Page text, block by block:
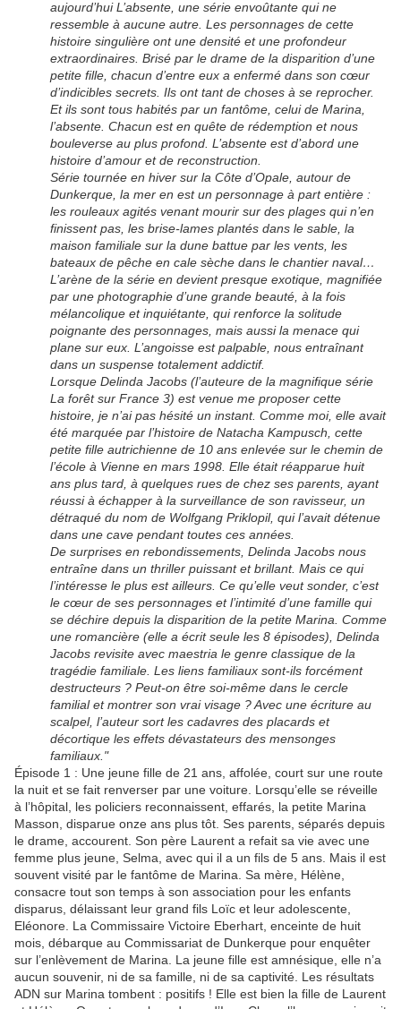
aujourd’hui L’absente, une série envoûtante qui ne
ressemble à aucune autre. Les personnages de cette
histoire singulière ont une densité et une profondeur
extraordinaires. Brisé par le drame de la disparition d’une
petite fille, chacun d’entre eux a enfermé dans son cœur
d’indicibles secrets. Ils ont tant de choses à se reprocher.
Et ils sont tous habités par un fantôme, celui de Marina,
l’absente. Chacun est en quête de rédemption et nous
bouleverse au plus profond. L’absente est d’abord une
histoire d’amour et de reconstruction.
Série tournée en hiver sur la Côte d’Opale, autour de
Dunkerque, la mer en est un personnage à part entière :
les rouleaux agités venant mourir sur des plages qui n’en
finissent pas, les brise-lames plantés dans le sable, la
maison familiale sur la dune battue par les vents, les
bateaux de pêche en cale sèche dans le chantier naval…
L’arène de la série en devient presque exotique, magnifiée
par une photographie d’une grande beauté, à la fois
mélancolique et inquiétante, qui renforce la solitude
poignante des personnages, mais aussi la menace qui
plane sur eux. L’angoisse est palpable, nous entraînant
dans un suspense totalement addictif.
Lorsque Delinda Jacobs (l’auteure de la magnifique série
La forêt sur France 3) est venue me proposer cette
histoire, je n’ai pas hésité un instant. Comme moi, elle avait
été marquée par l’histoire de Natacha Kampusch, cette
petite fille autrichienne de 10 ans enlevée sur le chemin de
l’école à Vienne en mars 1998. Elle était réapparue huit
ans plus tard, à quelques rues de chez ses parents, ayant
réussi à échapper à la surveillance de son ravisseur, un
détraqué du nom de Wolfgang Priklopil, qui l’avait détenue
dans une cave pendant toutes ces années.
De surprises en rebondissements, Delinda Jacobs nous
entraîne dans un thriller puissant et brillant. Mais ce qui
l’intéresse le plus est ailleurs. Ce qu’elle veut sonder, c’est
le cœur de ses personnages et l’intimité d’une famille qui
se déchire depuis la disparition de la petite Marina. Comme
une romancière (elle a écrit seule les 8 épisodes), Delinda
Jacobs revisite avec maestria le genre classique de la
tragédie familiale. Les liens familiaux sont-ils forcément
destructeurs ? Peut-on être soi-même dans le cercle
familial et montrer son vrai visage ? Avec une écriture au
scalpel, l’auteur sort les cadavres des placards et
décortique les effets dévastateurs des mensonges
familiaux."
Épisode 1 : Une jeune fille de 21 ans, affolée, court sur une route
la nuit et se fait renverser par une voiture. Lorsqu’elle se réveille
à l’hôpital, les policiers reconnaissent, effarés, la petite Marina
Masson, disparue onze ans plus tôt. Ses parents, séparés depuis
le drame, accourent. Son père Laurent a refait sa vie avec une
femme plus jeune, Selma, avec qui il a un fils de 5 ans. Mais il est
souvent visité par le fantôme de Marina. Sa mère, Hélène,
consacre tout son temps à son association pour les enfants
disparus, délaissant leur grand fils Loïc et leur adolescente,
Eléonore. La Commissaire Victoire Eberhart, enceinte de huit
mois, débarque au Commissariat de Dunkerque pour enquêter
sur l’enlèvement de Marina. La jeune fille est amnésique, elle n’a
aucun souvenir, ni de sa famille, ni de sa captivité. Les résultats
ADN sur Marina tombent : positifs ! Elle est bien la fille de Laurent